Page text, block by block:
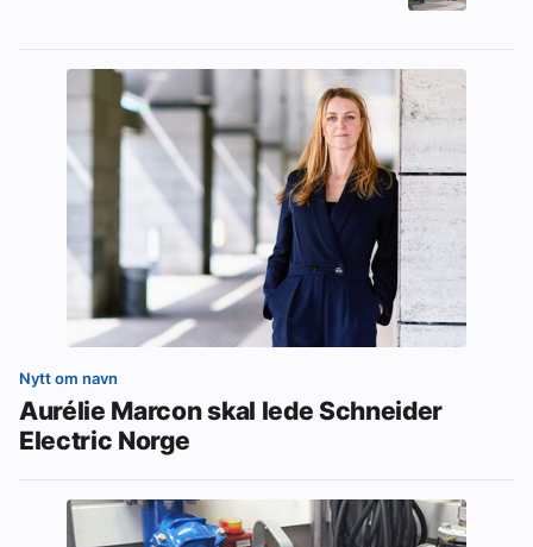
Nytt om navn
Aurélie Marcon skal lede Schneider
Electric Norge